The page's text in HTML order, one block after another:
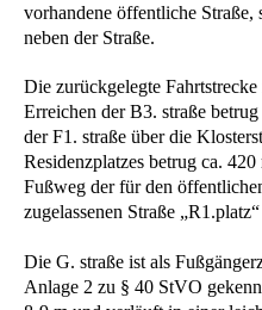
vorhandene öffentliche
neben der Straße.
Die zurückgelegte
Erreichen der B3. straße
der F1. straße über die
Residenzplatzes betrug ca.
Fußweg der für den
zugelassenen Straße
Die G. straße ist als
Anlage 2 zu § 40 StVO